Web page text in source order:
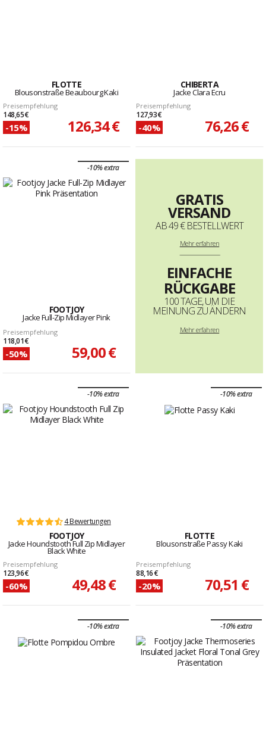
FLOTTE
Blousonstraße Beaubourg Kaki
Preisempfehlung
148,65 €
-15% 126,34 €
CHIBERTA
Jacke Clara Ecru
Preisempfehlung
127,93 €
-40% 76,26 €
-10% extra
FOOTJOY
Jacke Full-Zip Midlayer Pink
Preisempfehlung
118,01 €
-50% 59,00 €
GRATIS
VERSAND
AB 49 € BESTELLWERT
Mehrerfahren
--------------------------------------------------------------------
EINFACHE
RÜCKGABE
100 TAGE, UM DIE
MEINUNG ZU ÄNDERN
Mehr erfahren
-10% extra
4 Bewertungen
FOOTJOY
Jacke Houndstooth Full Zip Midlayer
Black White
Preisempfehlung
123,96 €
-60% 49,48 €
-10% extra
FLOTTE
Blousonstraße Passy Kaki
Preisempfehlung
88,16 €
-20% 70,51 €
-10% extra -10% extra